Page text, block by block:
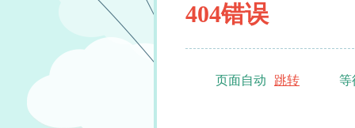
404错误
页面自动 跳转 等